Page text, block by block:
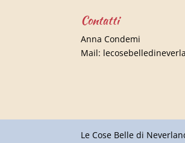
Contatti
Anna Condemi
Mail:
Le Cose Belle di